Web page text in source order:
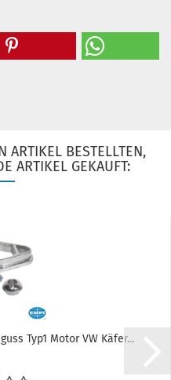
ARTIKEL BESTELLTEN,
ARTIKEL GEKAUFT:
Typ1 Motor VW Käfer...